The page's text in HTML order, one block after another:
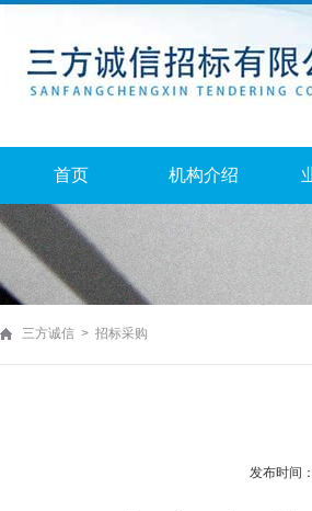
首页 机构介绍
三方诚信 > 招标采购
发布时间